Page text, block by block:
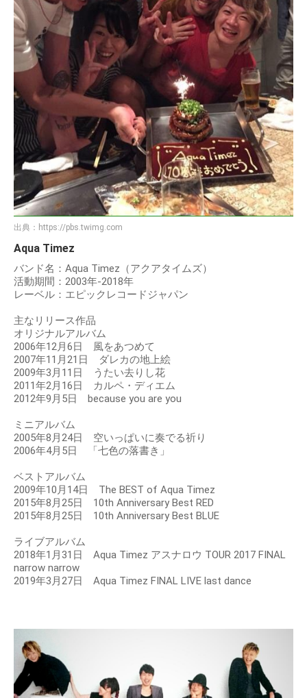
出典： https://pbs.twimg.com
Aqua Timez
バンド名：Aqua Timez（アクアタイムズ）
活動期間：2003年-2018年
レーベル：エピックレコードジャパン
主なリリース作品
オリジナルアルバム
2006年12月6日 風をあつめて
2007年11月21日 ダレカの地上絵
2009年3月11日 うたい去りし花
2011年2月16日 カルペ・ディエム
2012年9月5日 because you are you
ミニアルバム
2005年8月24日 空いっぱいに奏でる祈り
2006年4月5日 「七色の落書き」
ベストアルバム
2009年10月14日 The BEST of Aqua Timez
2015年8月25日 10th Anniversary Best RED
2015年8月25日 10th Anniversary Best BLUE
ライブアルバム
2018年1月31日 Aqua Timez アスナロウ TOUR 2017 FINAL
narrow narrow
2019年3月27日 Aqua Timez FINAL LIVE last dance